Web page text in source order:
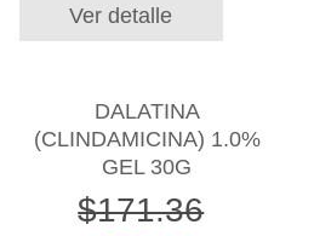
Ver detalle
DALATINA
(CLINDAMICINA) 1.0%
GEL 30G
$171.36